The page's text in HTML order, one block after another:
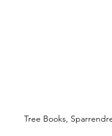
Tree Books,